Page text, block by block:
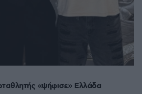
«ψήφισε» Ελλάδα